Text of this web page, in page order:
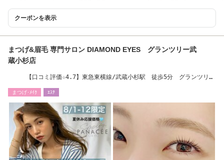
クーポンを表示
まつげ&眉毛 専門サロン DIAMOND EYES グランツリー武
蔵小杉店
【口コミ評価☆4.7】東急東横線/武蔵小杉駅 徒歩5分 グランツリー
まつげ･ﾒｲｸ ｴｽﾃ